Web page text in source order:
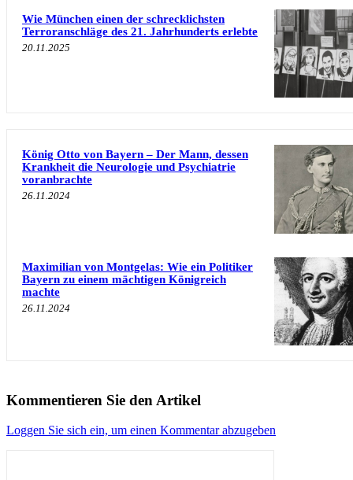
Wie München einen der schrecklichsten
Terroranschläge des 21. Jahrhunderts erlebte
20.11.2025
König Otto von Bayern – Der Mann, dessen
Krankheit die Neurologie und Psychiatrie
voranbrachte
26.11.2024
Maximilian von Montgelas: Wie ein Politiker
Bayern zu einem mächtigen Königreich
machte
26.11.2024
Kommentieren Sie den Artikel
Loggen Sie sich ein, um einen Kommentar abzugeben